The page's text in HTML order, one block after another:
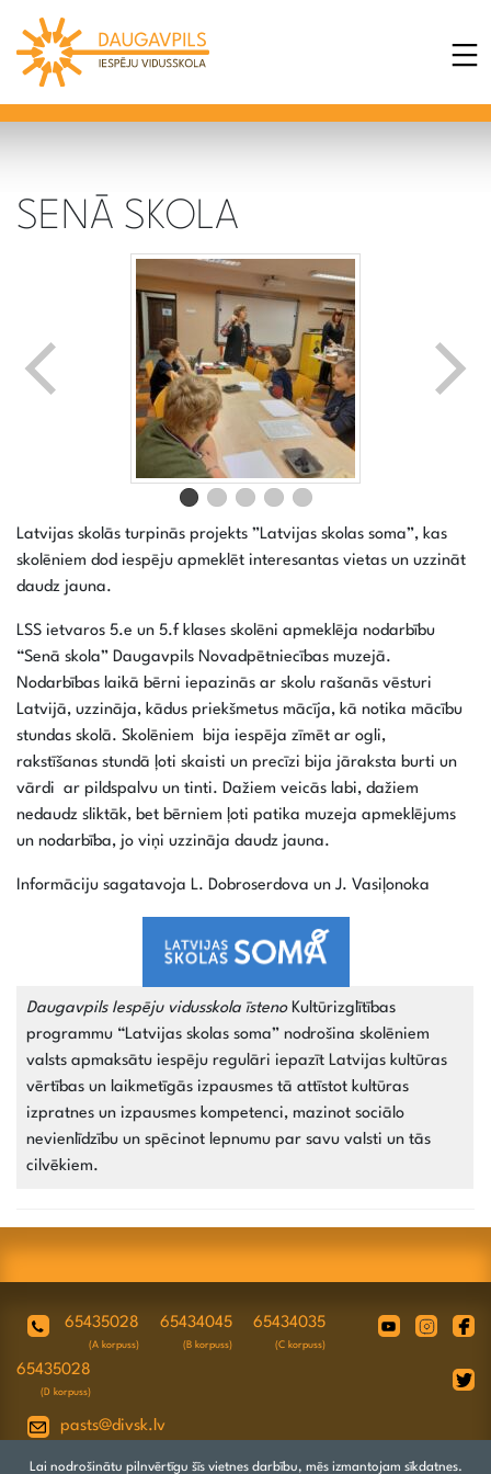
SENĀ SKOLA
Latvijas skolās turpinās projekts ”Latvijas skolas soma”, kas
skolēniem dod iespēju apmeklēt interesantas vietas un uzzināt
daudz jauna.
LSS ietvaros 5.e un 5.f klases skolēni apmeklēja nodarbību
“Senā skola” Daugavpils Novadpētniecības muzejā.
Nodarbības laikā bērni iepazinās ar skolu rašanās vēsturi
Latvijā, uzzināja, kādus priekšmetus mācīja, kā notika mācību
stundas skolā. Skolēniem bija iespēja zīmēt ar ogli,
rakstīšanas stundā ļoti skaisti un precīzi bija jāraksta burti un
vārdi ar pildspalvu un tinti. Dažiem veicās labi, dažiem
nedaudz sliktāk, bet bērniem ļoti patika muzeja apmeklējums
un nodarbība, jo viņi uzzināja daudz jauna.
Informāciju sagatavoja L. Dobroserdova un J. Vasiļonoka
Daugavpils Iespēju vidusskola īsteno Kultūrizglītības
programmu “Latvijas skolas soma” nodrošina skolēniem
valsts apmaksātu iespēju regulāri iepazīt Latvijas kultūras
vērtības un laikmetīgās izpausmes tā attīstot kultūras
izpratnes un izpausmes kompetenci, mazinot sociālo
nevienlīdzību un spēcinot lepnumu par savu valsti un tās
cilvēkiem.
65435028
(A korpuss)
65434045
(B korpuss)
65434035
(C korpuss)
65435028
(D korpuss)
pasts@divsk.lv
Juridiskā adrese: Daugavpils, Valkas ielā
Lai nodrošinātu pilnvērtīgu šīs vietnes darbību, mēs izmantojam sīkdatnes.